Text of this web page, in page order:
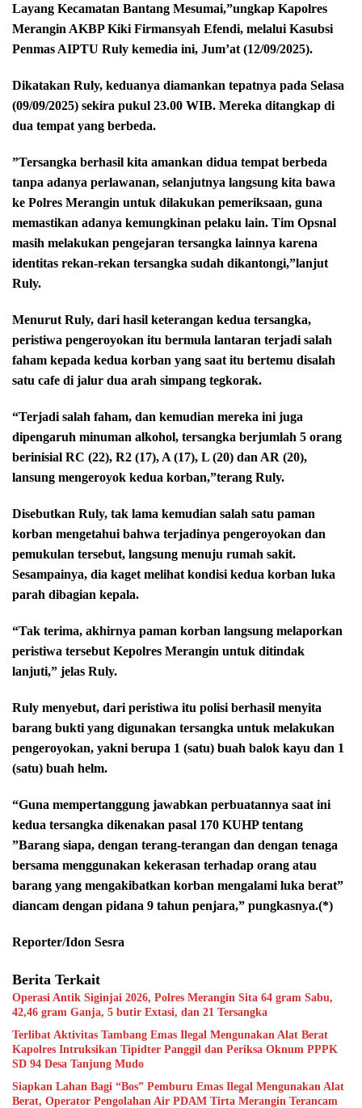
Layang Kecamatan Bantang Mesumai,”ungkap Kapolres
Merangin AKBP Kiki Firmansyah Efendi, melalui Kasubsi
Penmas AIPTU Ruly kemedia ini, Jum’at (12/09/2025).
Dikatakan Ruly, keduanya diamankan tepatnya pada Selasa
(09/09/2025) sekira pukul 23.00 WIB. Mereka ditangkap di
dua tempat yang berbeda.
”Tersangka berhasil kita amankan didua tempat berbeda
tanpa adanya perlawanan, selanjutnya langsung kita bawa
ke Polres Merangin untuk dilakukan pemeriksaan, guna
memastikan adanya kemungkinan pelaku lain. Tim Opsnal
masih melakukan pengejaran tersangka lainnya karena
identitas rekan-rekan tersangka sudah dikantongi,”lanjut
Ruly.
Menurut Ruly, dari hasil keterangan kedua tersangka,
peristiwa pengeroyokan itu bermula lantaran terjadi salah
faham kepada kedua korban yang saat itu bertemu disalah
satu cafe di jalur dua arah simpang tegkorak.
“Terjadi salah faham, dan kemudian mereka ini juga
dipengaruh minuman alkohol, tersangka berjumlah 5 orang
berinisial RC (22), R2 (17), A (17), L (20) dan AR (20),
lansung mengeroyok kedua korban,”terang Ruly.
Disebutkan Ruly, tak lama kemudian salah satu paman
korban mengetahui bahwa terjadinya pengeroyokan dan
pemukulan tersebut, langsung menuju rumah sakit.
Sesampainya, dia kaget melihat kondisi kedua korban luka
parah dibagian kepala.
“Tak terima, akhirnya paman korban langsung melaporkan
peristiwa tersebut Kepolres Merangin untuk ditindak
lanjuti,” jelas Ruly.
Ruly menyebut, dari peristiwa itu polisi berhasil menyita
barang bukti yang digunakan tersangka untuk melakukan
pengeroyokan, yakni berupa 1 (satu) buah balok kayu dan 1
(satu) buah helm.
“Guna mempertanggung jawabkan perbuatannya saat ini
kedua tersangka dikenakan pasal 170 KUHP tentang
”Barang siapa, dengan terang-terangan dan dengan tenaga
bersama menggunakan kekerasan terhadap orang atau
barang yang mengakibatkan korban mengalami luka berat”
diancam dengan pidana 9 tahun penjara,” pungkasnya.(*)
Reporter/Idon Sesra
Berita Terkait
Operasi Antik Siginjai 2026, Polres Merangin Sita 64 gram Sabu,
42,46 gram Ganja, 5 butir Extasi, dan 21 Tersangka
Terlibat Aktivitas Tambang Emas Ilegal Mengunakan Alat Berat
Kapolres Intruksikan Tipidter Panggil dan Periksa Oknum PPPK
SD 94 Desa Tanjung Mudo
Siapkan Lahan Bagi “Bos” Pemburu Emas Ilegal Mengunakan Alat
Berat, Operator Pengolahan Air PDAM Tirta Merangin Terancam